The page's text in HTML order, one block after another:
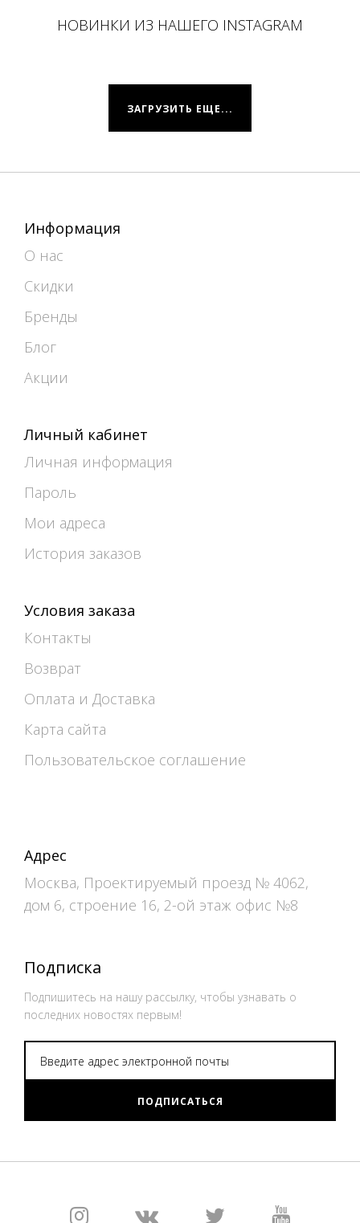
НОВИНКИ ИЗ НАШЕГО INSTAGRAM
ЗАГРУЗИТЬ ЕЩЕ...
Информация
О нас
Скидки
Бренды
Блог
Акции
Личный кабинет
Личная информация
Пароль
Мои адреса
История заказов
Условия заказа
Контакты
Возврат
Оплата и Доставка
Карта сайта
Пользовательское соглашение
Адрес
Москва, Проектируемый проезд № 4062,
дом 6, строение 16, 2-ой этаж офис №8
Подписка
Подпишитесь на нашу рассылку, чтобы узнавать о
последних новостях первым!
ПОДПИСАТЬСЯ